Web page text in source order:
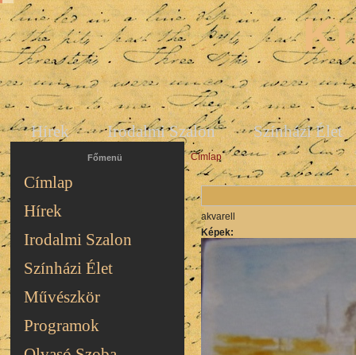
Hírek Irodalmi Szalon Színházi Élet
Főmenü
Címlap
Hírek
Irodalmi Szalon
Színházi Élet
Művészkör
Programok
Jelenlegi hely
Címlap
akvarell
Képek: